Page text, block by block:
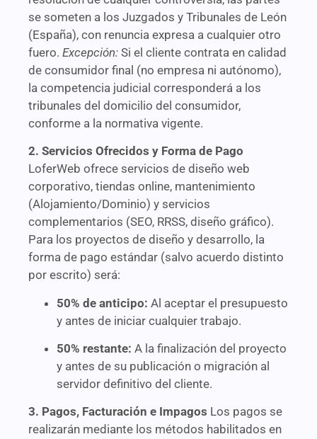
se someten a los Juzgados y Tribunales de León
(España), con renuncia expresa a cualquier otro
fuero. Excepción: Si el cliente contrata en calidad
de consumidor final (no empresa ni autónomo),
la competencia judicial corresponderá a los
tribunales del domicilio del consumidor,
conforme a la normativa vigente.
2. Servicios Ofrecidos y Forma de Pago
LoferWeb ofrece servicios de diseño web
corporativo, tiendas online, mantenimiento
(Alojamiento/Dominio) y servicios
complementarios (SEO, RRSS, diseño gráfico).
Para los proyectos de diseño y desarrollo, la
forma de pago estándar (salvo acuerdo distinto
por escrito) será:
50% de anticipo: Al aceptar el presupuesto
y antes de iniciar cualquier trabajo.
50% restante: A la finalización del proyecto
y antes de su publicación o migración al
servidor definitivo del cliente.
3. Pagos, Facturación e Impagos Los pagos se
realizarán mediante los métodos habilitados en